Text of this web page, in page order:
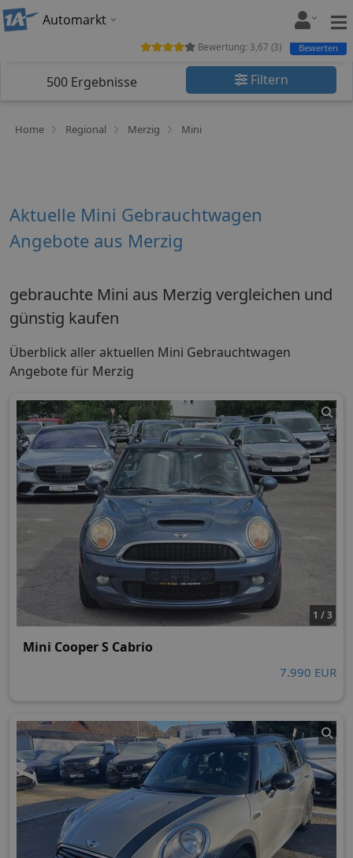
Automarkt
500 Ergebnisse Filtern
Home Regional Merzig Mini
Bewertung: 3,67 (3) Bewerten
Aktuelle Mini Gebrauchtwagen
Angebote aus Merzig
gebrauchte Mini aus Merzig vergleichen und
günstig kaufen
Überblick aller aktuellen Mini Gebrauchtwagen
Angebote für Merzig
1 / 3
Mini Cooper S Cabrio
7.990 EUR